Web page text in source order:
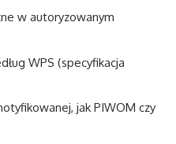
w autoryzowanym
WPS (specyfikacja
jak PIWOM czy